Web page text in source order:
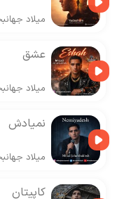
میلاد
عشق
میلاد
نمیادش
میلاد
کاپیتان